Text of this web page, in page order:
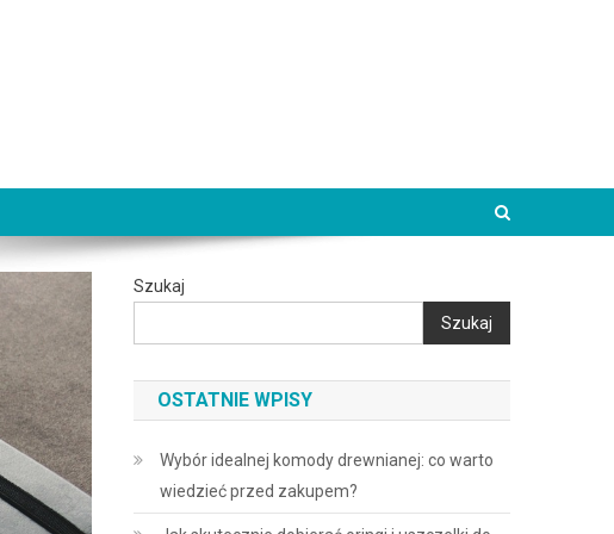
Szukaj
Szukaj
OSTATNIE WPISY
Wybór idealnej komody drewnianej: co warto
wiedzieć przed zakupem?